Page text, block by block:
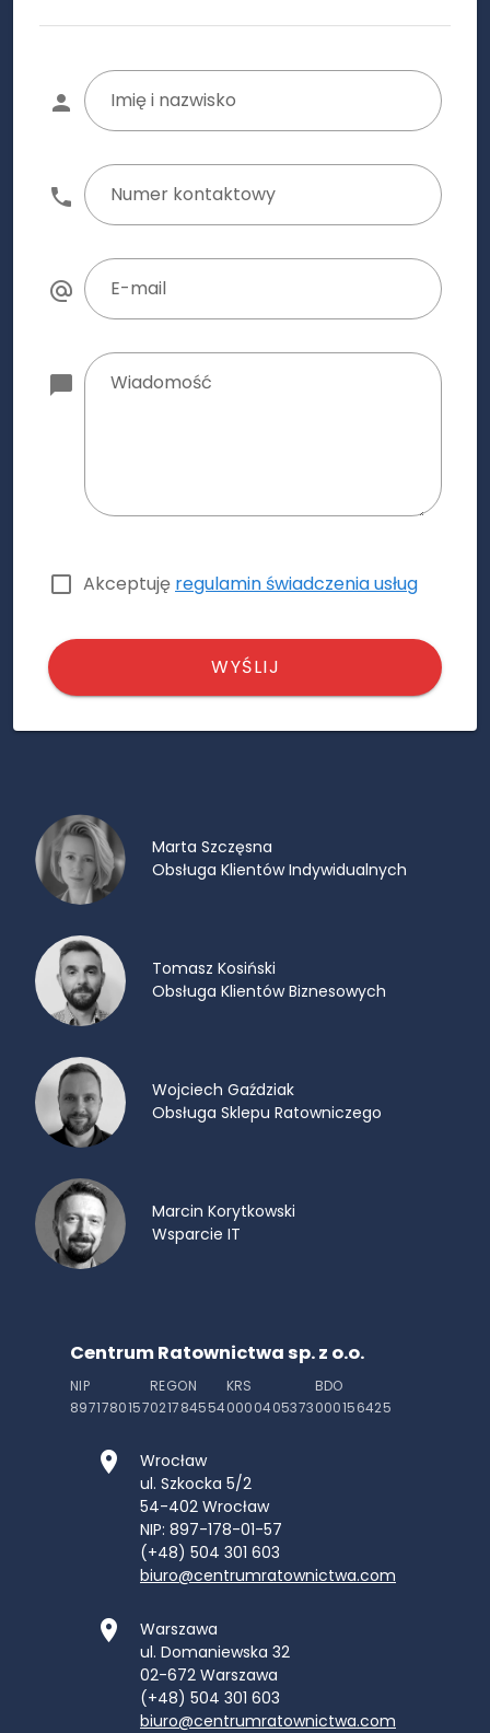
Imię i nazwisko
Numer kontaktowy
E-mail
Wiadomość
Akceptuję regulamin świadczenia usług
WYŚLIJ
Marta Szczęsna
Obsługa Klientów Indywidualnych
Tomasz Kosiński
Obsługa Klientów Biznesowych
Wojciech Gaździak
Obsługa Sklepu Ratowniczego
Marcin Korytkowski
Wsparcie IT
Centrum Ratownictwa sp. z o.o.
NIP
8971780157
REGON
021784554
KRS
0000405373
BDO
000156425
Wrocław
ul. Szkocka 5/2
54-402 Wrocław
NIP: 897-178-01-57
(+48) 504 301 603
biuro@centrumratownictwa.com
Warszawa
ul. Domaniewska 32
02-672 Warszawa
(+48) 504 301 603
biuro@centrumratownictwa.com